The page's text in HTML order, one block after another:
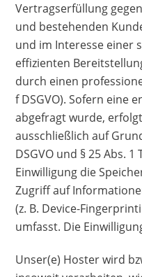
Vertragserfüllung
und bestehenden
und im Interesse einer
effizienten
durch einen
f DSGVO). Sofern eine
abgefragt wurde,
ausschließlich auf
DSGVO und § 25 Abs. 1
Einwilligung die
Zugriff auf
(z. B. Device-
umfasst. Die
Unser(e) Hoster wird